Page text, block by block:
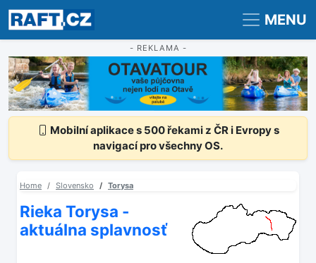
Registrace Přihlášení MENU
- REKLAMA -
Mobilní aplikace s 500 řekami z ČR i Evropy s
navigací pro všechny OS.
Home Slovensko Torysa
Rieka Torysa -
aktuálna splavnosť